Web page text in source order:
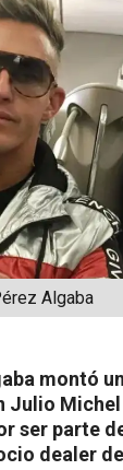
Algaba
montó
Julio
ser parte
dealer